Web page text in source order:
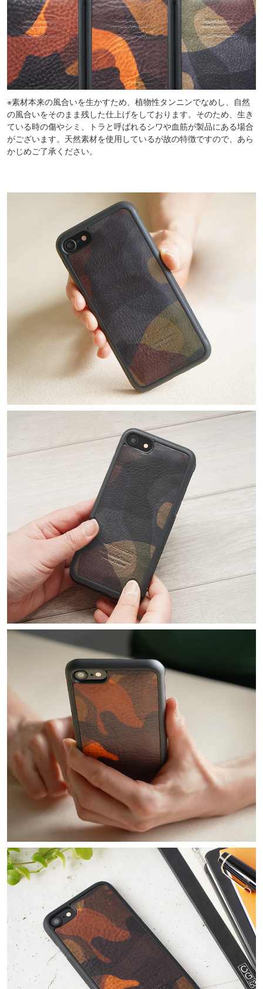
※素材本来の風合いを生かすため、植物性タンニンでなめし、自然
の風合いをそのまま残した仕上げをしております。そのため、生き
ている時の傷やシミ、トラと呼ばれるシワや血筋が製品にある場合
がございます。天然素材を使用しているが故の特徴ですので、あら
かじめご了承ください。